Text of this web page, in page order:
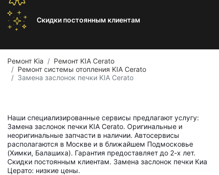
Скидки постоянным клиентам
Ремонт Kia
Ремонт KIA Cerato
Ремонт системы отопления KIA Cerato
Замена заслонок печки KIA Cerato
Наши специализированные сервисы предлагают услугу:
Замена заслонок печки KIA Cerato. Оригинальные и
неоригинальные запчасти в наличии. Автосервисы
располагаются в Москве и в ближайшем Подмосковье
(Химки, Балашиха). Гарантия предоставляет до 2-х лет.
Скидки постоянным клиентам. Замена заслонок печки Киа
Церато: низкие цены.